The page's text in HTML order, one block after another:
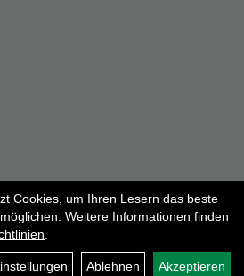
Cookies, um Ihren Lesern das beste
Weitere Informationen finden
Ablehnen Akzeptieren